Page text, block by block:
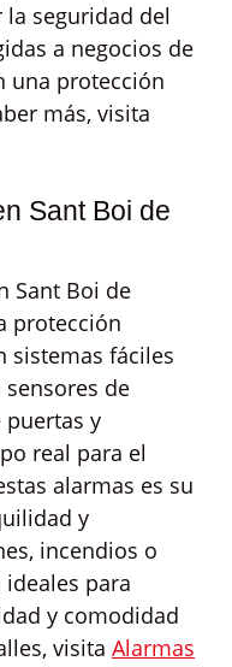
seguridad del
a negocios de
una protección
más, visita
Sant Boi de
Sant Boi de
protección
sistemas fáciles
de
y
real para el
alarmas es su
y
incendios o
para
y comodidad
visita Alarmas